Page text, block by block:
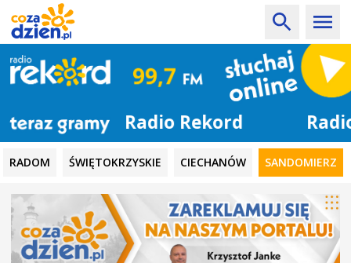
Radio Rekord
RADOM ŚWIĘTOKRZYSKIE CIECHANÓW SANDOMIERZ